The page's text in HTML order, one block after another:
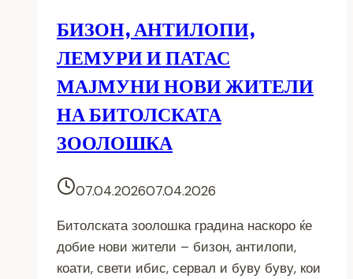
БИЗОН, АНТИЛОПИ,
ЛЕМУРИ И ПАТАС
МАЈМУНИ НОВИ ЖИТЕЛИ
НА БИТОЛСКАТА
ЗООЛОШКА
07.04.202607.04.2026
Битолската зоолошка градина наскоро ќе
добие нови жители – бизон, антилопи,
коати, свети ибис, сервал и буву буву, кои